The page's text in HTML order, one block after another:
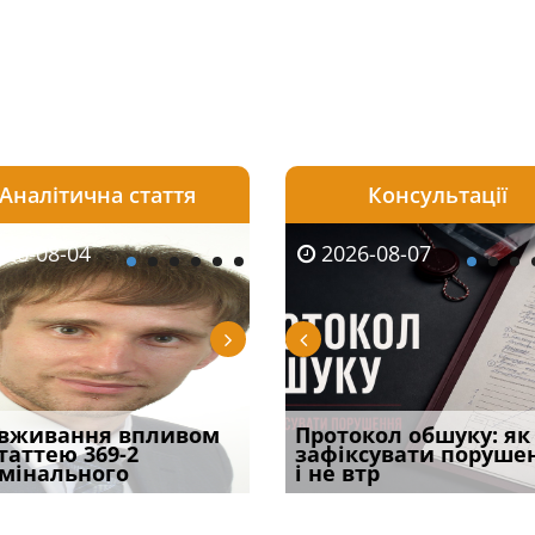
06
встановив для
шкоди
2026-08-06
Документи, на яких не
проставляється
апостиль: пер
Аналітична стаття
08-04
впливом
369-2
2026-08-04
Переоформлення
відстрочки за іншою
підставою: нов
Консультації
2026-08-05
догана чи
що загрожує
за р
2026-08-07
Протокол обшуку: як
зафіксувати
і не втр
2026-07-30
Восьмий ААС
підтвердив, що
може скас